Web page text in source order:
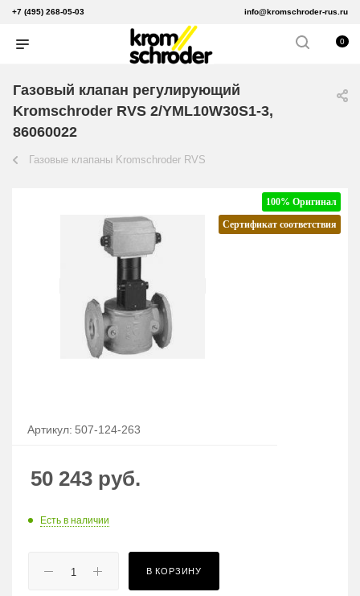
+7 (495) 268-05-03 info@kromschroder-rus.ru
0
Газовый клапан регулирующий
Kromschroder RVS 2/YML10W30S1-3,
86060022
Газовые клапаны Kromschroder RVS
100% Оригинал
Сертификат соответствия
Артикул: 507-124-263
50 243 руб.
Есть в наличии
В КОРЗИНУ